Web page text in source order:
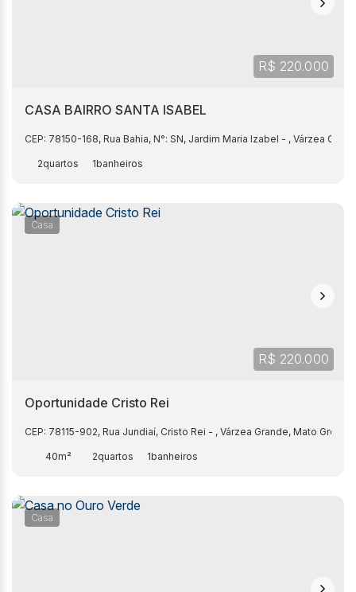
R$ 220.000
CASA BAIRRO SANTA ISABEL
CEP: 78150-168, Rua Bahia, N°: SN, Jardim Maria Izabel , Várzea
2 1
Casa
R$ 220.000
Oportunidade Cristo Rei
CEP: 78115-902, Rua Jundiaí, Cristo Rei , Várzea Grande, Mato Grosso
2 1
40m²
Casa